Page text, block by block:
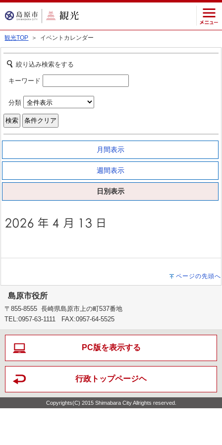
観光TOP ＞ イベントカレンダー
絞り込み検索をする
キーワード
分類
月間表示
週間表示
日別表示
ページの先頭へ
島原市役所
〒855-8555 長崎県島原市上の町537番地
TEL:0957-63-1111 FAX:0957-64-5525
PC版を表示する
行政トップページヘ
Copyrights(C) 2015 Shimabara City Allrights reserved.